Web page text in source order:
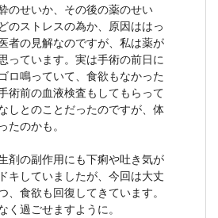
のせいか、その後の薬のせい
のストレスの為か、原因ははっ
者の見解なのですが、私は薬が
っています。実は手術の前日に
ロ鳴っていて、食欲もなかった
術前の血液検査もしてもらって
しとのことだったのですが、体
たのかも。
剤の副作用にも下痢や吐き気が
キしていましたが、今回は大丈
、食欲も回復してきています。
く過ごせますように。